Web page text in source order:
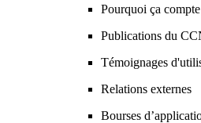
Pourquoi ça compte
Publications du
Témoignages
Relations externes
Bourses